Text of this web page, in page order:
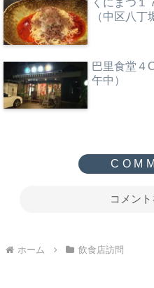
くにまつ１
（中区八丁
巴里食堂４
午中）
コメン
ホーム 飲食店訪問